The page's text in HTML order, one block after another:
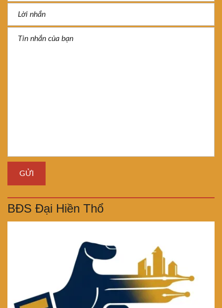
BĐS Đại Hiền Thổ